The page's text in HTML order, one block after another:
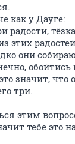
как у Дауге:
радости,
этих
они
значит, что
три.
этим
тебе это